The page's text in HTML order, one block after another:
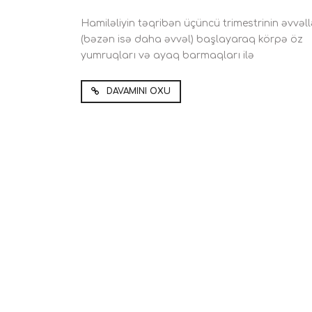
Hamiləliyin təqribən üçüncü trimestrinin
(bəzən isə daha əvvəl) başlayaraq körpə öz
yumruqları və ayaq barmaqları ilə
DAVAMINI OXU